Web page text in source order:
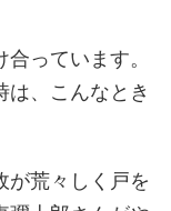
っています。
、こんなとき
が荒々しく戸を